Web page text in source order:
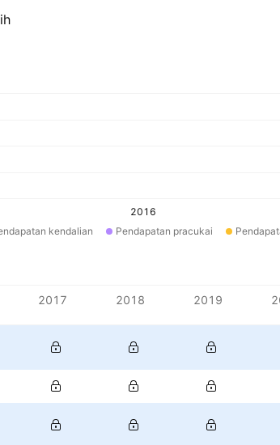
2016
kendalian Pendapatan pracukai
2017 2018 2019